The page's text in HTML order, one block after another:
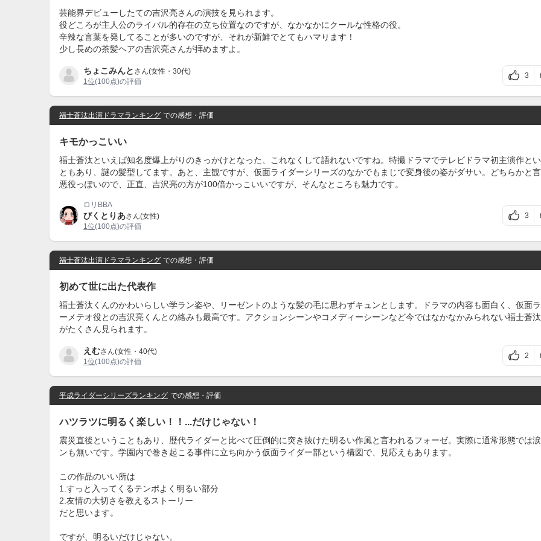
芸能界デビューしたての吉沢亮さんの演技を見られます。
役どころが主人公のライバル的存在の立ち位置なのですが、なかなかにクールな性格の役。
辛辣な言葉を発してることが多いのですが、それが新鮮でとてもハマります！
少し長めの茶髪ヘアの吉沢亮さんが拝めますよ。
ちょこみんと さん(女性・30代)
1位(100点)の評価
3
福士蒼汰出演ドラマランキング での感想・評価
キモかっこいい
福士蒼汰といえば知名度爆上がりのきっかけとなった、これなくして語れないですね。特撮ドラマでテレビドラマ初主演作とい
ともあり、謎の髪型してます。あと、主観ですが、仮面ライダーシリーズのなかでもまじで変身後の姿がダサい。どちらかと
悪役っぽいので、正直、吉沢亮の方が100倍かっこいいですが、そんなところも魅力です。
ロリBBA
びくとりあさん(女性)
1位(100点)の評価
3
福士蒼汰出演ドラマランキング での感想・評価
初めて世に出た代表作
福士蒼汰くんのかわいらしい学ラン姿や、リーゼントのような髪の毛に思わずキュンとします。ドラマの内容も面白く、仮面
ーメテオ役との吉沢亮くんとの絡みも最高です。アクションシーンやコメディーシーンなど今ではなかなかみられない福士蒼
がたくさん見られます。
えむさん(女性・40代)
1位(100点)の評価
2
平成ライダーシリーズランキング での感想・評価
ハツラツに明るく楽しい！！...だけじゃない！
震災直後ということもあり、歴代ライダーと比べて圧倒的に突き抜けた明るい作風と言われるフォーゼ。実際に通常形態では
ンも無いです。学園内で巻き起こる事件に立ち向かう仮面ライダー部という構図で、見応えもあります。
この作品のいい所は
1.すっと入ってくるテンポよく明るい部分
2.友情の大切さを教えるストーリー
だと思います。
ですが、明るいだけじゃない。